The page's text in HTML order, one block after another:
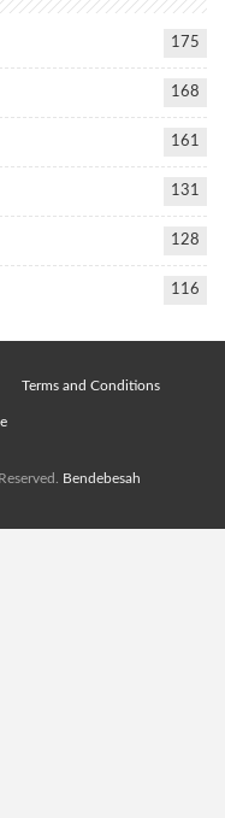
175
168
161
131
128
116
Terms and Conditions
Bendebesah